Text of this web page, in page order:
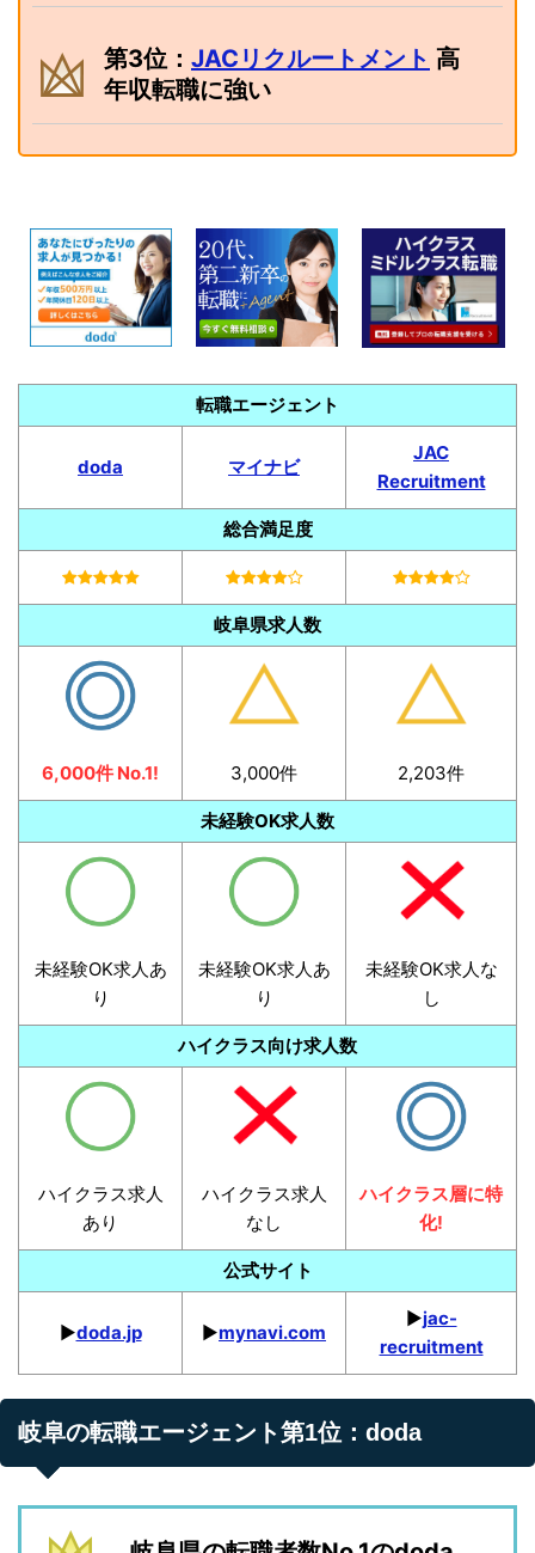
第3位： JACリクルートメント 高
年収転職に強い
転職エージェント
doda マイナビ
JAC
Recruitment
総合満足度
岐阜県求人数
6,000件 No.1! 3,000件 2,203件
未経験OK求人数
未経験OK求人あ
り
未経験OK求人あ
り
未経験OK求人な
し
ハイクラス向け求人数
ハイクラス求人
あり
ハイクラス求人
なし
ハイクラス層に特
化!
公式サイト
▶︎doda.jp ▶︎mynavi.com
▶︎jac-
recruitment
岐阜の転職エージェント第1位：doda